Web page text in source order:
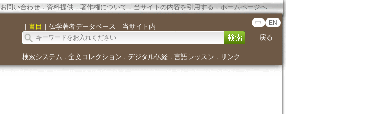
お問い合わせ． 資料提供．著作権について．当サイトの内容を引用する．ホームページへ
｜ 書目 ｜ 仏学著者データベース ｜ 当サイト内 ｜ 中 EN
戻る
検索システム ． 全文コレクション ． デジタル仏経． 言語レッスン ． リンク